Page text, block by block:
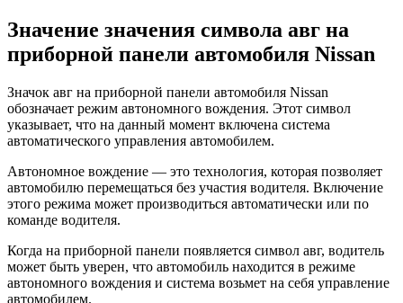
Значение значения символа авг на
приборной панели автомобиля Nissan
Значок авг на приборной панели автомобиля Nissan
обозначает режим автономного вождения. Этот символ
указывает, что на данный момент включена система
автоматического управления автомобилем.
Автономное вождение — это технология, которая позволяет
автомобилю перемещаться без участия водителя. Включение
этого режима может производиться автоматически или по
команде водителя.
Когда на приборной панели появляется символ авг, водитель
может быть уверен, что автомобиль находится в режиме
автономного вождения и система возьмет на себя управление
автомобилем.